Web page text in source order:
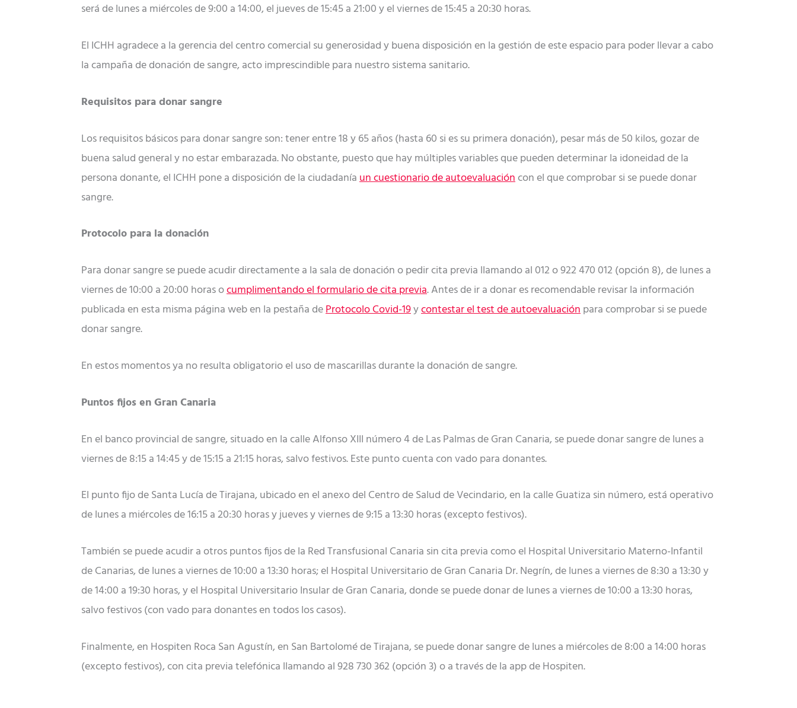
será de lunes a miércoles de 9:00 a 14:00, el jueves de 15:45 a 21:00 y el viernes de 15:45 a 20:30 horas.
El ICHH agradece a la gerencia del centro comercial su generosidad y buena disposición en la gestión de este espacio para poder llevar a cabo
la campaña de donación de sangre, acto imprescindible para nuestro sistema sanitario.
Requisitos para donar sangre
Los requisitos básicos para donar sangre son: tener entre 18 y 65 años (hasta 60 si es su primera donación), pesar más de 50 kilos, gozar de
buena salud general y no estar embarazada. No obstante, puesto que hay múltiples variables que pueden determinar la idoneidad de la
persona donante, el ICHH pone a disposición de la ciudadaníaun cuestionario de autoevaluacióncon el que comprobar si se puede donar
sangre.
Protocolo para la donación
Para donar sangre se puede acudir directamente a la sala de donación o pedir cita previa llamando al 012 o 922 470 012 (opción 8), de lunes a
viernes de 10:00 a 20:00 horas ocumplimentando el formulario de cita previa. Antes de ir a donar es recomendable revisar la información
publicada en esta misma página web en la pestaña deProtocolo Covid-19ycontestar el test de autoevaluaciónpara comprobar si se puede
donar sangre.
En estos momentos ya no resulta obligatorio el uso de mascarillas durante la donación de sangre.
Puntos fijos en Gran Canaria
En el banco provincial de sangre, situado en la calle Alfonso XIII número 4 de Las Palmas de Gran Canaria, se puede donar sangre de lunes a
viernes de 8:15 a 14:45 y de 15:15 a 21:15 horas, salvo festivos. Este punto cuenta con vado para donantes.
El punto fijo de Santa Lucía de Tirajana, ubicado en el anexo del Centro de Salud de Vecindario, en la calle Guatiza sin número, está operativo
de lunes a miércoles de 16:15 a 20:30 horas y jueves y viernes de 9:15 a 13:30 horas (excepto festivos).
También se puede acudir a otros puntos fijos de la Red Transfusional Canaria sin cita previa como el Hospital Universitario Materno-Infantil
de Canarias, de lunes a viernes de 10:00 a 13:30 horas; el Hospital Universitario de Gran Canaria Dr. Negrín, de lunes a viernes de 8:30 a 13:30 y
de 14:00 a 19:30 horas, y el Hospital Universitario Insular de Gran Canaria, donde se puede donar de lunes a viernes de 10:00 a 13:30 horas,
salvo festivos (con vado para donantes en todos los casos).
Finalmente, en Hospiten Roca San Agustín, en San Bartolomé de Tirajana, se puede donar sangre de lunes a miércoles de 8:00 a 14:00 horas
(excepto festivos), con cita previa telefónica llamando al 928 730 362 (opción 3) o a través de la app de Hospiten.